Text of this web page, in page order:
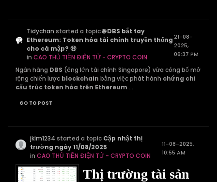
Tidychan started a topic🌐 DBS bắt tay
Ethereum: Token hóa tài chính truyền thống
cho cá mập? 🤑
in CAO THỦ TIỀN ĐIỆN TỬ - CRYPTO COIN
21-08-
2025,
06:37 PM
Ngân hàng DBS (ông lớn tài chính Singapore) vừa công bố mở
rộng chiến lược blockchain bằng việc phát hành chứng chỉ
cấu trúc token hóa trên Ethereum....
GO TO POST
jklm1234 started a topic Cập nhật thị
trường ngày 11/08/2025
inCAO THỦ TIỀN ĐIỆN TỬ - CRYPTO COIN
11-08-2025,
10:55 AM
Thị trường tài sản